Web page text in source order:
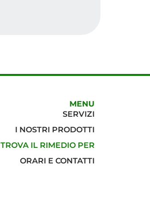
MENU
SERVIZI
I NOSTRI PRODOTTI
TROVA IL RIMEDIO PER
ORARI E CONTATTI